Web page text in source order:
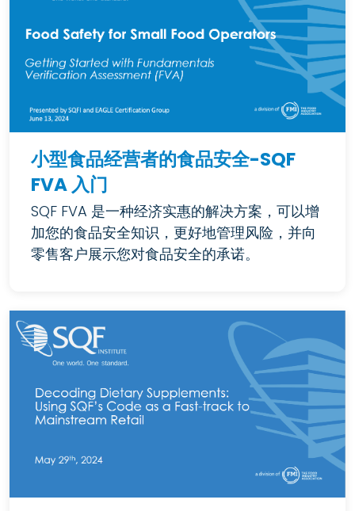
小型食品经营者的食品安全-SQF
FVA 入门
SQF FVA 是一种经济实惠的解决方案，可以增
加您的食品安全知识，更好地管理风险，并向
零售客户展示您对食品安全的承诺。